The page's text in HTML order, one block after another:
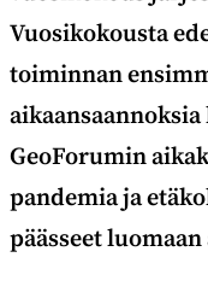
Vuosikokousta
toiminnan
GeoForumin
pandemia ja
päässeet